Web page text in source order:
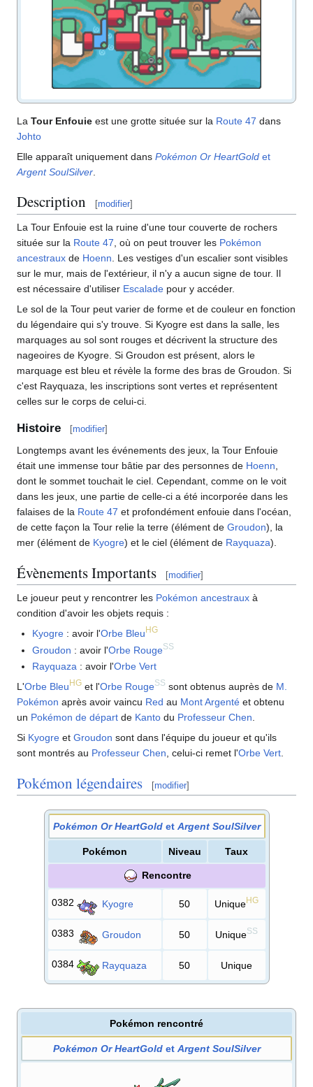
La Tour Enfouie est une grotte située sur la Route 47 dans
Johto
Elle apparaît uniquement dans Pokémon Or HeartGold et
Argent SoulSilver
Description [modifier]
La Tour Enfouie est la ruine d'une tour couverte de rochers
située sur la Route 47 , où on peut trouver les Pokémon
ancestraux de Hoenn . Les vestiges d'un escalier sont visibles
sur le mur, mais de l'extérieur, il n'y a aucun signe de tour. Il
est nécessaire d'utiliser Escalade pour y accéder.
Le sol de la Tour peut varier de forme et de couleur en fonction
du légendaire qui s'y trouve. Si Kyogre est dans la salle, les
marquages au sol sont rouges et décrivent la structure des
nageoires de Kyogre. Si Groudon est présent, alors le
marquage est bleu et révèle la forme des bras de Groudon. Si
c'est Rayquaza, les inscriptions sont vertes et représentent
celles sur le corps de celui-ci.
Histoire [modifier]
Longtemps avant les événements des jeux, la Tour Enfouie
était une immense tour bâtie par des personnes de Hoenn,
dont le sommet touchait le ciel. Cependant, comme on le voit
dans les jeux, une partie de celle-ci a été incorporée dans les
falaises de la Route 47 et profondément enfouie dans l'océan,
de cette façon la Tour relie la terre (élément de Groudon), la
mer (élément de Kyogre) et le ciel (élément de Rayquaza).
Évènements Importants [modifier]
Le joueur peut y rencontrer les Pokémon ancestraux à
condition d'avoir les objets requis :
Kyogre : avoir l'Orbe Bleu HG
Groudon : avoir l'Orbe RougeSS
Rayquaza : avoir l'Orbe Vert
L'Orbe Bleu HG et l'Orbe RougeSS sont obtenus auprès de M.
Pokémon après avoir vaincu Red au Mont Argenté et obtenu
un Pokémon de départ de Kanto du Professeur Chen.
Si Kyogre et Groudon sont dans l'équipe du joueur et qu'ils
sont montrés au Professeur Chen, celui-ci remet l'Orbe Vert.
Pokémon légendaires [modifier]
Pokémon Or HeartGoldet Argent SoulSilver
Pokémon Niveau Taux
Rencontre
0382 Kyogre 50 UniqueHG
0383 Groudon 50 UniqueSS
0384 Rayquaza 50 Unique
Pokémon rencontré
Pokémon Or HeartGoldet Argent SoulSilver